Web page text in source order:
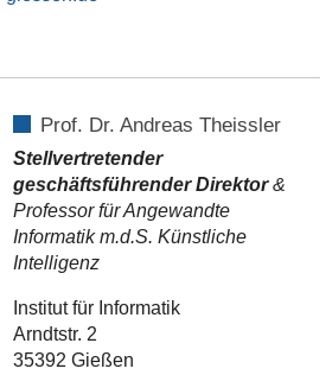
Prof. Dr. Andreas Theissler
Stellvertretender
geschäftsführender Direktor&
Professor für Angewandte
Informatik m.d.S. Künstliche
Intelligenz
Institut für Informatik
Arndtstr. 2
35392 Gießen